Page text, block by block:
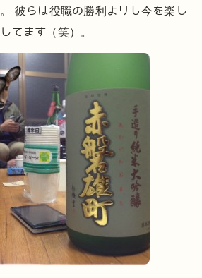
彼らは役職の勝利よりも今を楽し
てます（笑）。